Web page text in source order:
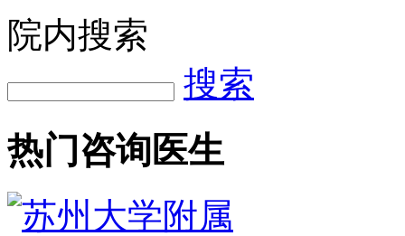
院内搜索
搜索
热门咨询医生